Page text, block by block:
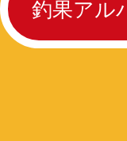
釣果アル